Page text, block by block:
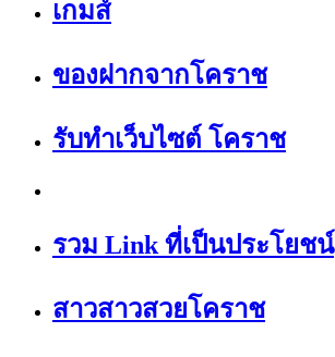
เกมส์
ของฝากจากโคราช
รับทำเว็บไซต์ โคราช
รวม Link ที่เป็นประโยชน์
สาวสาวสวยโคราช